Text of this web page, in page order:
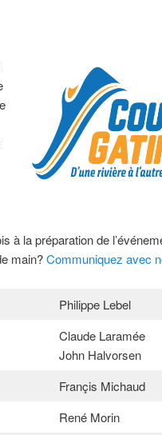
à la préparation de
main?Communiquez avec
Philippe Lebel
Claude Laramée
John Halvorsen
Françis Michaud
René Morin